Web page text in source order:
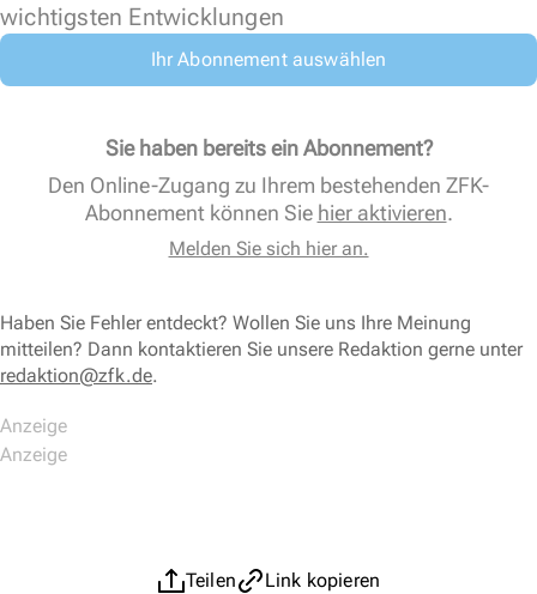
wichtigsten Entwicklungen
Ihr Abonnement auswählen
Sie haben bereits ein Abonnement?
Den Online-Zugang zu Ihrem bestehenden ZFK-
Abonnement können Sie hier aktivieren.
Melden Sie sich hier an.
Haben Sie Fehler entdeckt? Wollen Sie uns Ihre Meinung
mitteilen? Dann kontaktieren Sie unsere Redaktion gerne unter
redaktion@zfk.de.
Teilen
Link kopieren